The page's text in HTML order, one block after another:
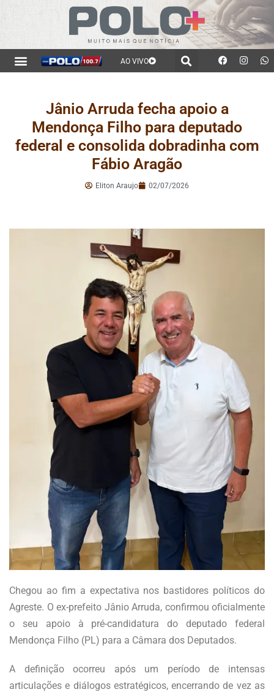
AO VIVO
Jânio Arruda fecha apoio a
Mendonça Filho para deputado
federal e consolida dobradinha com
Fábio Aragão
Eliton Araujo 02/07/2026
Chegou ao fim a expectativa nos bastidores políticos do
Agreste. O ex-prefeito Jânio Arruda, confirmou oficialmente
o seu apoio à pré-candidatura do deputado federal
Mendonça Filho (PL) para a Câmara dos Deputados.
A definição ocorreu após um período de intensas
articulações e diálogos estratégicos, encerrando de vez as